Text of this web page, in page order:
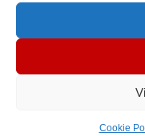
Cookie
Webdesign by